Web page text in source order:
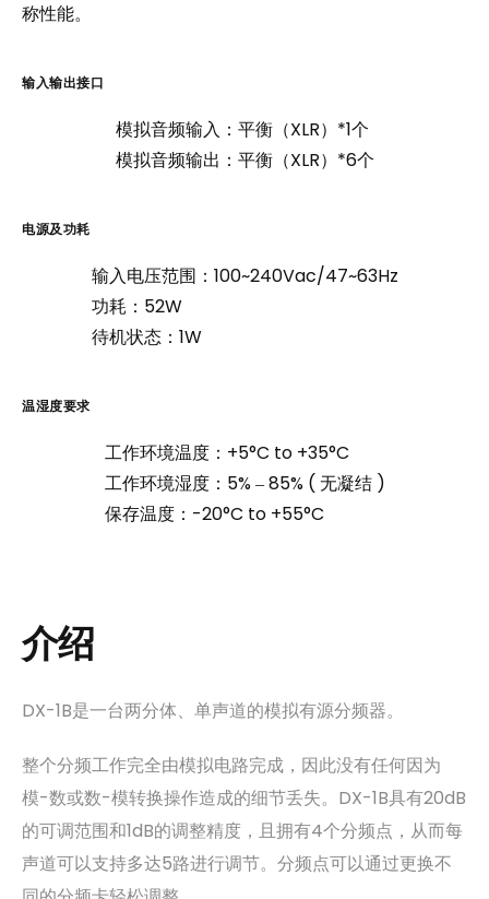
称性能。
输入输出接口
模拟音频输入：平衡（XLR）*1个
模拟音频输出：平衡（XLR）*6个
电源及功耗
输入电压范围：100~240Vac/47~63Hz
功耗：52W
待机状态：1W
温湿度要求
工作环境温度：+5°C to +35°C
工作环境湿度：5% ‒ 85% ( 无凝结 )
保存温度：-20°C to +55°C
介绍
DX-1B是一台两分体、单声道的模拟有源分频器。
整个分频工作完全由模拟电路完成，因此没有任何因为
模-数或数-模转换操作造成的细节丢失。DX-1B具有20dB
的可调范围和1dB的调整精度，且拥有4个分频点，从而每
声道可以支持多达5路进行调节。分频点可以通过更换不